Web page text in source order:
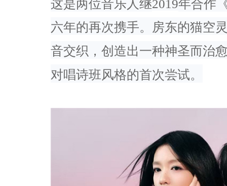
这是两位音乐人继2019年合作
六年的再次携手。
房东的猫空
音交织，创造出一种神圣而治
对唱诗班风格的首次尝试。